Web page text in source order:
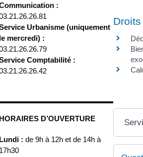
:
Urbanisme (uniquement
le mercredi) :
Comptabilité :
HORAIRES D’OUVERTURE
Lundi : de 9h à 12h et de 14h à
17h30